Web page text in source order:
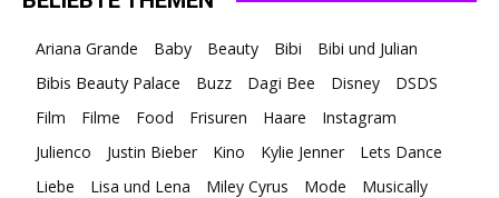
Ariana Grande Baby Beauty Bibi Bibi und Julian
Bibis Beauty Palace Buzz Dagi Bee Disney
DSDS
Film
Filme Food Frisuren Haare
Instagram
Julienco
Justin Bieber Kino Kylie Jenner
Lets Dance
Liebe
Lisa und Lena Miley Cyrus Mode
Musically